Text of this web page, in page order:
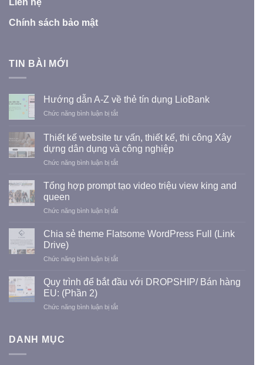
Liên hệ
Chính sách bảo mật
TIN BÀI MỚI
Hướng dẫn A-Z về thẻ tín dụng LioBank
Chức năng bình luận bị tắtở
A-
Z
về
tín
Thiết kế website tư vấn, thiết kế, thi công Xây
dựng dân dụng và công nghiệp
Chức năng bình luận bị tắtở
kế
website
vấn,
kế,
Xây
dân
Tổng hợp prompt tạo video triệu view king and
queen
Chức năng bình luận bị tắtở
hợp
video
view
queen
Chia sẻ theme Flatsome WordPress Full (Link
Drive)
Chức năng bình luận bị tắtở
sẻ
WordPress
Quy trình để bắt đầu với DROPSHIP/ Bán hàng
EU: (Phần 2)
Chức năng bình luận bị tắtở
DANH MỤC